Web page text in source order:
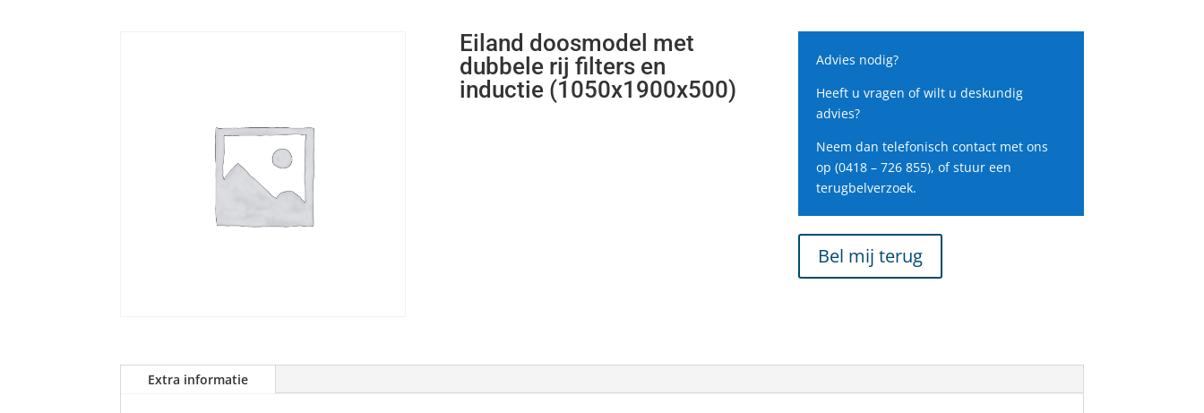
Eiland doosmodel met
dubbele rij filters en
inductie (1050x1900x500)
Advies nodig?
Heeft u vragen of wilt u deskundig
advies?
Neem dan telefonisch contact met ons
op (0418 – 726 855), of stuur een
terugbelverzoek.
Bel mij terug
Extra informatie